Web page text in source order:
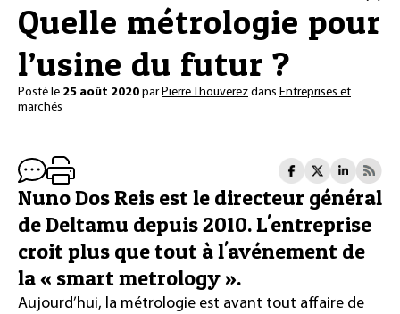
Quelle métrologie pour
l’usine du futur ?
Posté le 25 août 2020 parPierre Thouverez dans Entreprises et
marchés
Nuno Dos Reis est le directeur général
de Deltamu depuis 2010. L'entreprise
croit plus que tout à l'avénement de
la « smart metrology ».
Aujourd’hui, la métrologie est avant tout affaire de